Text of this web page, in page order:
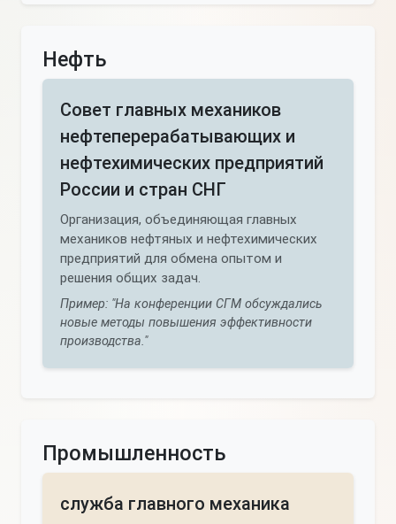
Нефть
Совет главных механиков
нефтеперерабатывающих и
нефтехимических предприятий
России и стран СНГ
Организация, объединяющая главных
механиков нефтяных и нефтехимических
предприятий для обмена опытом и
решения общих задач.
Пример: "На конференции СГМ обсуждались
новые методы повышения эффективности
производства."
Промышленность
служба главного механика